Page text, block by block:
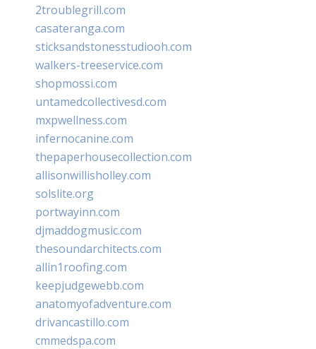
2troublegrill.com
casateranga.com
sticksandstonesstudiooh.com
walkers-treeservice.com
shopmossi.com
untamedcollectivesd.com
mxpwellness.com
infernocanine.com
thepaperhousecollection.com
allisonwillisholley.com
solslite.org
portwayinn.com
djmaddogmusic.com
thesoundarchitects.com
allin1roofing.com
keepjudgewebb.com
anatomyofadventure.com
drivancastillo.com
cmmedspa.com